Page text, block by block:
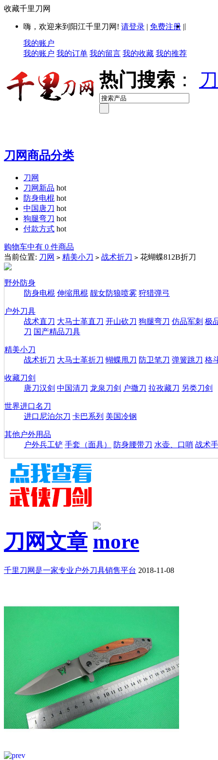
收藏千里刀网
嗨，欢迎来到阳江千里刀网! 请登录 | 免费注册 ||
我的账户
我的账户 我的订单 我的留言 我的收藏 我的推荐
热门搜索 ：
刀网商品分类
刀网
刀网新品 hot
防身电棍 hot
中国唐刀 hot
狗腿弯刀 hot
付款方式 hot
购物车中有 0 件商品
当前位置: 刀网 > 精美小刀 > 战术折刀 > 花蝴蝶812B折刀
野外防身
防身电棍 伸缩甩棍 靓女防狼喷雾 狩猎弹弓
户外刀具
战术直刀 大马士革直刀 开山砍刀 狗腿弯刀 仿品军刺 极
刀 国产精品刀具
精美小刀
战术折刀 大马士革折刀 蝴蝶甩刀 防卫笔刀 弹簧跳刀 格
收藏刀剑
唐刀汉剑 中国清刀 龙泉刀剑 户撒刀 拉孜藏刀 另类刀剑
世界进口名刀
进口尼泊尔刀 卡巴系列 美国冷钢
其他户外用品
户外兵工铲 手套（面具） 防身腰带刀 水壶、口哨 战术
刀网文章
千里刀网是一家专业户外刀具销售平台 2018-11-08